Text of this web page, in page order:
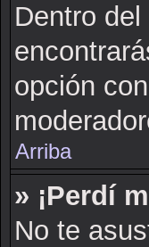
Dentro
opción con
Arriba
» ¡Perdí
No te